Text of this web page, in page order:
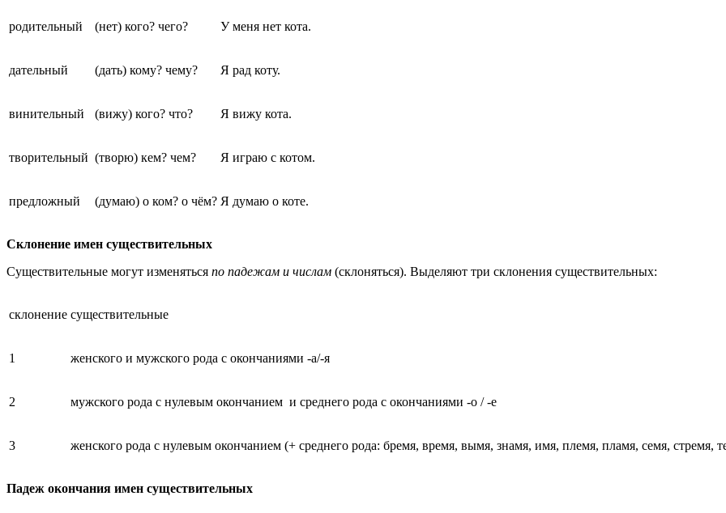
родительный (нет) кого? чего? У меня нет кота.
дательный (дать) кому? чему? Я рад коту.
винительный (вижу) кого? что? Я вижу кота.
творительный (творю) кем? чем? Я играю с котом.
предложный (думаю) о ком? о чём? Я думаю о коте.
Склонение имен существительных
Существительные могут изменяться по падежам и числам (склоняться). Выделяют три склонения существительных:
склонение существительные
1 женского и мужского рода с окончаниями -а/-я
2 мужского рода с нулевым окончанием и среднего рода с окончаниями -о / -е
3 женского рода с нулевым окончанием (+ среднего рода: бремя, время, вымя, знамя, имя, племя, пламя, семя, стремя,
Падеж окончания имен существительных